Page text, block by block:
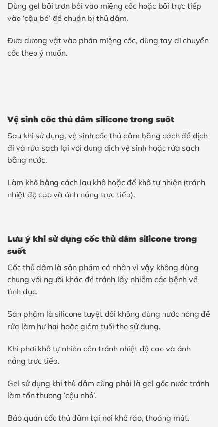
Dùng gel bôi trơn bôi vào miệng cốc hoặc bôi trực tiếp
vào ‘cậu bé’ để chuẩn bị thủ dâm.
Đưa dương vật vào phần miệng cốc, dùng tay di chuyển
cốc theo ý muốn.
Vệ sinh cốc thủ dâm silicone trong suốt
Sau khi sử dụng, vệ sinh cốc thủ dâm bằng cách đổ dịch
đi và rửa sạch lại với dung dịch vệ sinh hoặc rửa sạch
bằng nước.
Làm khô bằng cách lau khô hoặc để khô tự nhiên (tránh
nhiệt độ cao và ánh nắng trực tiếp).
Lưu ý khi sử dụng cốc thủ dâm silicone trong
suốt
Cốc thủ dâm là sản phẩm cá nhân vì vậy không dùng
chung với người khác để tránh lây nhiễm các bệnh về
tình dục.
Sản phẩm là silicone tuyệt đối không dùng nước nóng để
rửa làm hư hại hoặc giảm tuổi thọ sử dụng.
Khi phơi khô tự nhiên cần tránh nhiệt độ cao và ánh
nắng trực tiếp.
Gel sử dụng khi thủ dâm cùng phải là gel gốc nước tránh
làm tổn thương ‘cậu nhỏ’.
Bảo quản cốc thủ dâm tại nơi khô ráo, thoáng mát.